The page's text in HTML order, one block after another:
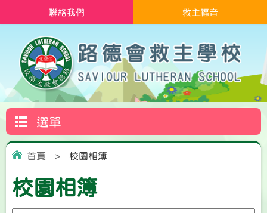
聯絡我們 救主福音
選單
首頁 > 校園相簿
校園相簿